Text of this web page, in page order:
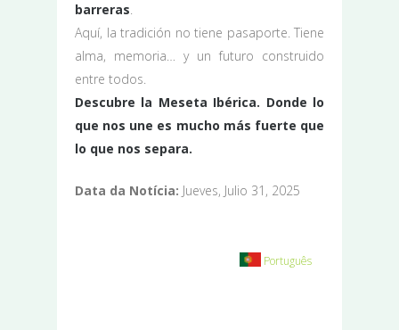
barreras.
Aquí, la tradición no tiene pasaporte. Tiene
alma, memoria… y un futuro construido
entre todos.
Descubre la Meseta Ibérica. Donde lo
que nos une es mucho más fuerte que
lo que nos separa.
Data da Notícia: Jueves, Julio 31, 2025
Português